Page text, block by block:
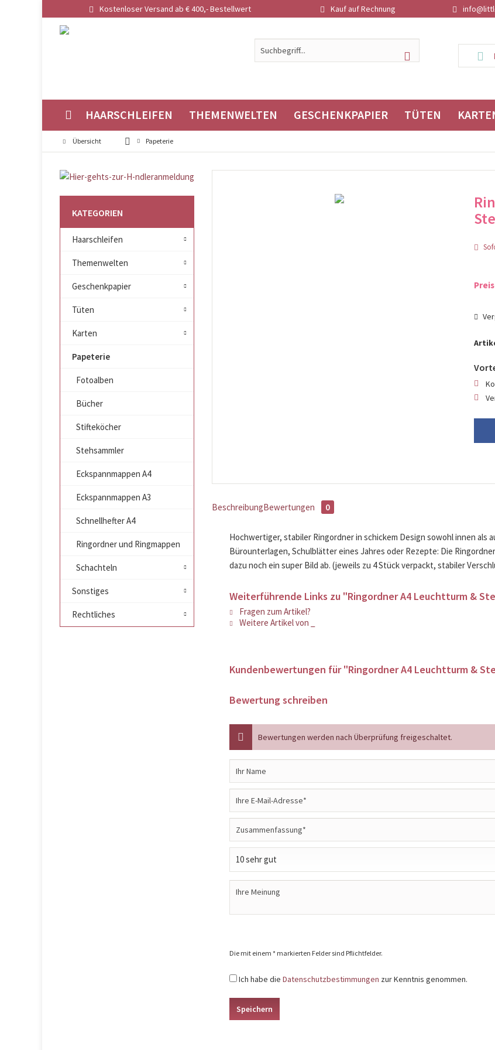
Kostenloser Versand ab € 400,- Bestellwert Kauf auf Rechnung
HAARSCHLEIFEN THEMENWELTEN GESCHENKPAPIER TÜTEN
Übersicht Papeterie
KATEGORIEN
Haarschleifen
Themenwelten
Geschenkpapier
Tüten
Karten
Papeterie
Fotoalben
Bücher
Stifteköcher
Stehsammler
Eckspannmappen A4
Eckspannmappen A3
Schnellhefter A4
Ringordner und Ringmappen
Schachteln
Sonstiges
Rechtliches
BeschreibungBewertungen 0
Hochwertiger, stabiler Ringordner in schickem Design sowohl innen als
Bürounterlagen, Schulblätter eines Jahres oder Rezepte: Die
dazu noch ein super Bild ab. (jeweils zu 4 Stück verpackt, stabiler
Weiterführende Links zu "Ringordner A4 Leuchtturm &
Fragen zum Artikel?
Weitere Artikel von _
Kundenbewertungen für "Ringordner A4 Leuchtturm &
Bewertung schreiben
Bewertungen werden nach Überprüfung freigeschaltet.
Die mit einem * markierten Felder sind Pflichtfelder.
Ich habe die Datenschutzbestimmungen zur Kenntnis genommen.
Speichern